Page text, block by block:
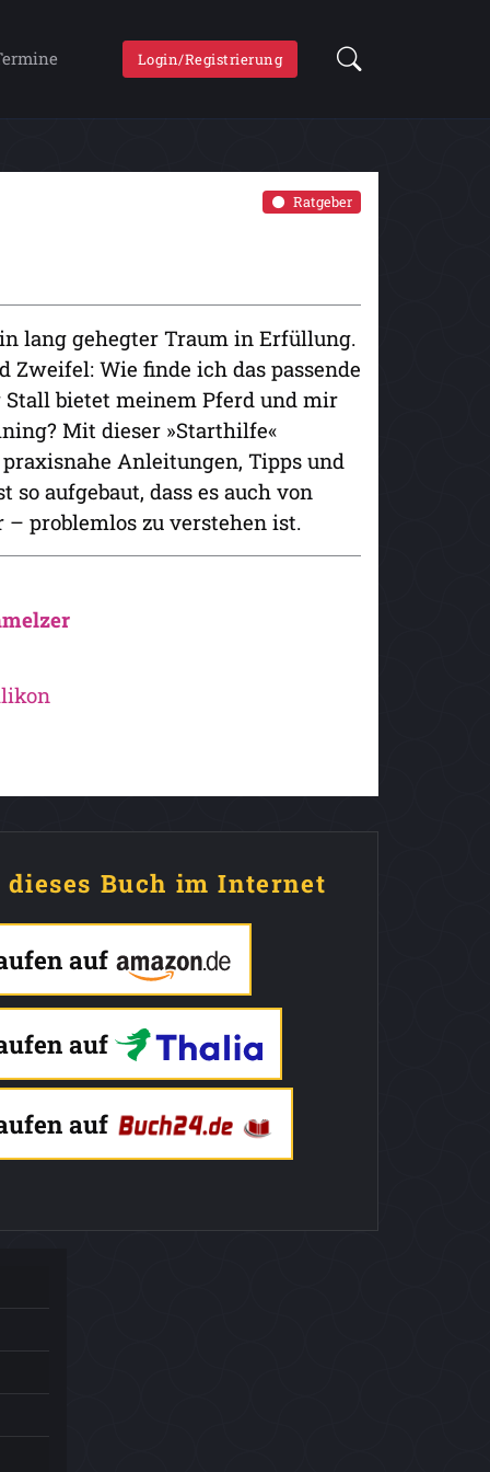
Login/Registrierung
Ratgeber
lang gehegter Traum in Erfüllung.
Wie finde ich das passende
Stall bietet meinem Pferd und mir
Mit dieser »Starthilfe«
Anleitungen, Tipps und
aufgebaut, dass es auch von
problemlos zu verstehen ist.
dieses Buch im Internet
auf
auf
auf